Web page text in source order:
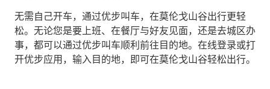
无需自己开车，通过优步叫车，在莫伦戈山谷出行更轻
松。无论您是要上班、在餐厅与好友见面，还是去城区办
事，都可以通过优步叫车顺利前往目的地。在线登录或打
开优步应用，输入目的地，即可在莫伦戈山谷轻松出行。